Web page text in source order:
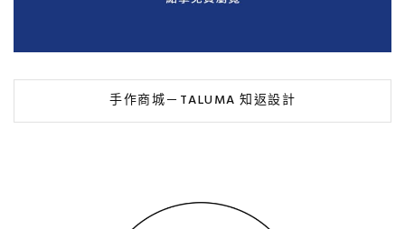
手作商城－TALUMA 知返設計